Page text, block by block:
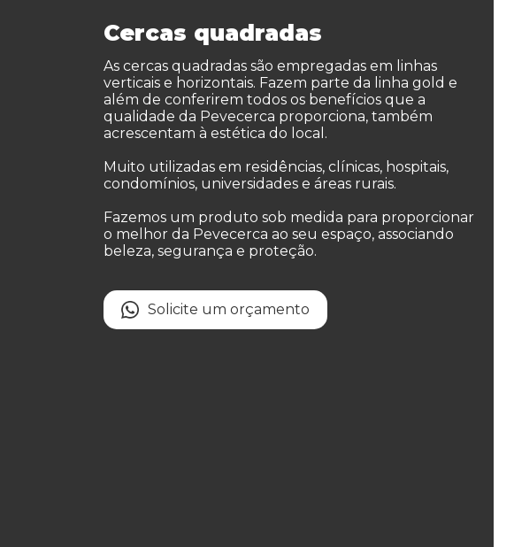
Cercas quadradas
As cercas quadradas são empregadas em linhas
verticais e horizontais. Fazem parte da linha gold e
além de conferirem todos os benefícios que a
qualidade da Pevecerca proporciona, também
acrescentam à estética do local.
Muito utilizadas em residências, clínicas, hospitais,
condomínios, universidades e áreas rurais.
Fazemos um produto sob medida para proporcionar
o melhor da Pevecerca ao seu espaço, associando
beleza, segurança e proteção.
Solicite um orçamento